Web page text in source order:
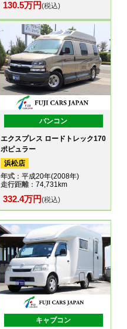
130.5万円(税込)
バンコン
エクスプレス ロードトレック170
ポピュラー
浜松店
年式：平成20年(2008年)
走行距離：74,731km
332.4万円(税込)
キャブコン